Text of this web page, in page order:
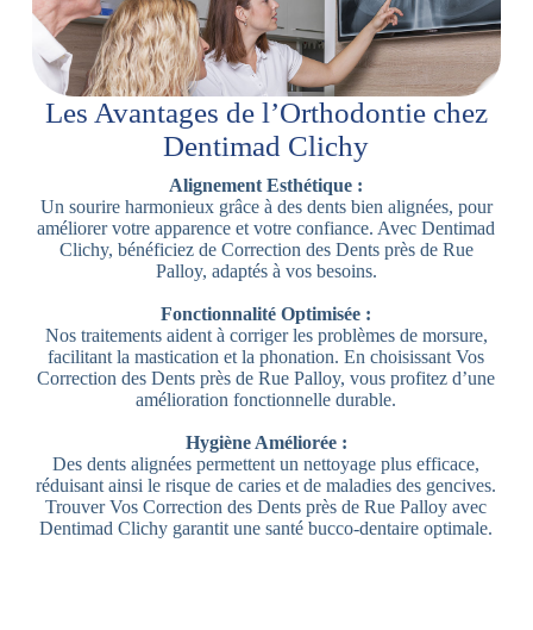
Les Avantages de l’Orthodontie chez
Dentimad Clichy
Alignement Esthétique :
Un sourire harmonieux grâce à des dents bien alignées, pour
améliorer votre apparence et votre confiance. Avec Dentimad
Clichy, bénéficiez de Correction des Dents près de Rue
Palloy, adaptés à vos besoins.
Fonctionnalité Optimisée :
Nos traitements aident à corriger les problèmes de morsure,
facilitant la mastication et la phonation. En choisissant Vos
Correction des Dents près de Rue Palloy, vous profitez d’une
amélioration fonctionnelle durable.
Hygiène Améliorée :
Des dents alignées permettent un nettoyage plus efficace,
réduisant ainsi le risque de caries et de maladies des gencives.
Trouver Vos Correction des Dents près de Rue Palloy avec
Dentimad Clichy garantit une santé bucco-dentaire optimale.